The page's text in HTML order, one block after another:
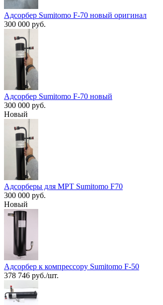
Адсорбер Sumitomo F-70 новый оригинал
300 000 руб.
Адсорбер Sumitomo F-70 новый
300 000 руб.
Новый
Адсорберы для МРТ Sumitomo F70
300 000 руб.
Новый
Адсорбер к компрессору Sumitomo F-50
378 746 руб./шт.